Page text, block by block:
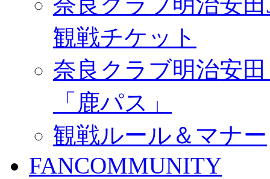
観戦チケット
奈良クラブ明治安
「鹿パス」
観戦ルール＆マナー
FANCOMMUNITY